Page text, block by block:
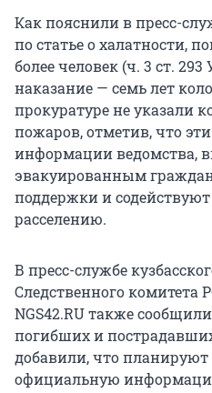
Как пояснили в пресс-
по статье о халатности,
более человек (ч. 3 ст.
наказание — семь лет
прокуратуре не указали
пожаров, отметив, что
информации
эвакуированным
поддержки и
расселению.
В пресс-службе
Следственного комитета
NGS42.RU также
погибших и
добавили, что планируют
официальную